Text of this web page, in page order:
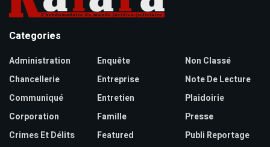
Categories
Administration
Chancellerie
Communiqué
Corporation
Crimes Et Délits
Enquête
Entreprise
Entretien
Famille
Featured
Non Classé
Note De Lecture
Plaidoirie
Presse
Publi Reportage